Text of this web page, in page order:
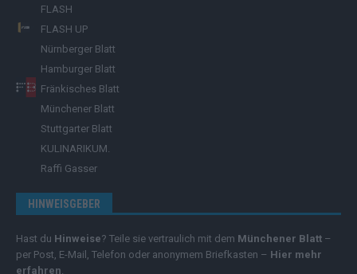
FLASH
FLASH UP
Nürnberger Blatt
Hamburger Blatt
Fränkisches Blatt
Münchener Blatt
Stuttgarter Blatt
KULINARIKUM.
Raffi Gasser
HINWEISGEBER
Hast du Hinweise? Teile sie vertraulich mit dem Münchener Blatt –
per Post, E-Mail, Telefon oder anonymem Briefkasten – Hier mehr
erfahren.